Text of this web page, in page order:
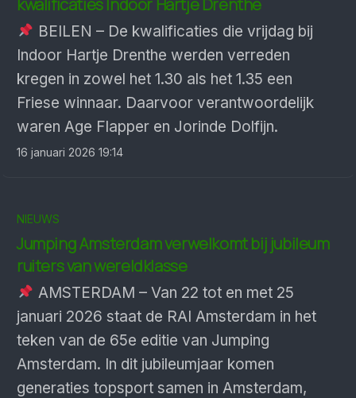
kwalificaties Indoor Hartje Drenthe
BEILEN – De kwalificaties die vrijdag bij
Indoor Hartje Drenthe werden verreden
kregen in zowel het 1.30 als het 1.35 een
Friese winnaar. Daarvoor verantwoordelijk
waren Age Flapper en Jorinde Dolfijn.
16 januari 2026 19:14
NIEUWS
Jumping Amsterdam verwelkomt bij jubileum
ruiters van wereldklasse
AMSTERDAM – Van 22 tot en met 25
januari 2026 staat de RAI Amsterdam in het
teken van de 65e editie van Jumping
Amsterdam. In dit jubileumjaar komen
generaties topsport samen in Amsterdam,